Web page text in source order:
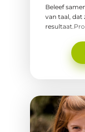
Beleef
van taal, dat
4…Naar de